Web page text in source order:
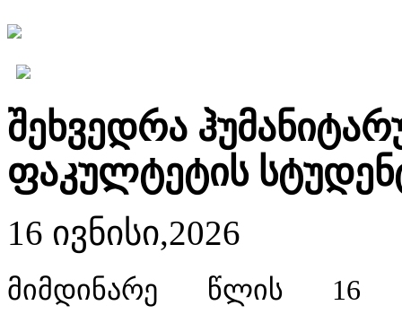
შეხვედრა
ფაკულტეტის
16 ივნისი,2026
მიმდინარე წლის 16